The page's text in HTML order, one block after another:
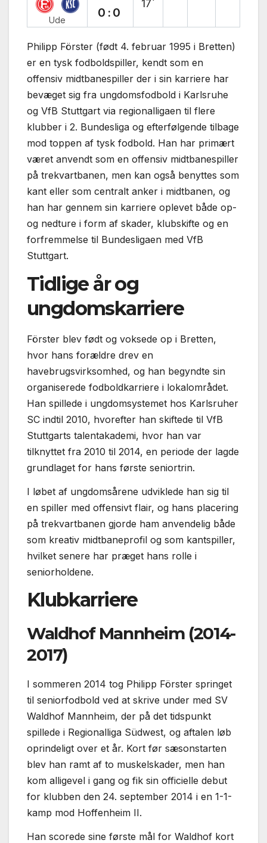
Ude
0:0
17`
Philipp Förster (født 4. februar 1995 i Bretten)
er en tysk fodboldspiller, kendt som en
offensiv midtbanespiller der i sin karriere har
bevæget sig fra ungdomsfodbold i Karlsruhe
og VfB Stuttgart via regionalligaen til flere
klubber i 2. Bundesliga og efterfølgende tilbage
mod toppen af tysk fodbold. Han har primært
været anvendt som en offensiv midtbanespiller
på trekvartbanen, men kan også benyttes som
kant eller som centralt anker i midtbanen, og
han har gennem sin karriere oplevet både op-
og nedture i form af skader, klubskifte og en
forfremmelse til Bundesligaen med VfB
Stuttgart.
Tidlige år og
ungdomskarriere
Förster blev født og voksede op i Bretten,
hvor hans forældre drev en
havebrugsvirksomhed, og han begyndte sin
organiserede fodboldkarriere i lokalområdet.
Han spillede i ungdomsystemet hos Karlsruher
SC indtil 2010, hvorefter han skiftede til VfB
Stuttgarts talentakademi, hvor han var
tilknyttet fra 2010 til 2014, en periode der lagde
grundlaget for hans første seniortrin.
I løbet af ungdomsårene udviklede han sig til
en spiller med offensivt flair, og hans placering
på trekvartbanen gjorde ham anvendelig både
som kreativ midtbaneprofil og som kantspiller,
hvilket senere har præget hans rolle i
seniorholdene.
Klubkarriere
Waldhof Mannheim (2014-
2017)
I sommeren 2014 tog Philipp Förster springet
til seniorfodbold ved at skrive under med SV
Waldhof Mannheim, der på det tidspunkt
spillede i Regionalliga Südwest, og aftalen løb
oprindeligt over et år. Kort før sæsonstarten
blev han ramt af to muskelskader, men han
kom alligevel i gang og fik sin officielle debut
for klubben den 24. september 2014 i en 1-1-
kamp mod Hoffenheim II.
Han scorede sine første mål for Waldhof kort